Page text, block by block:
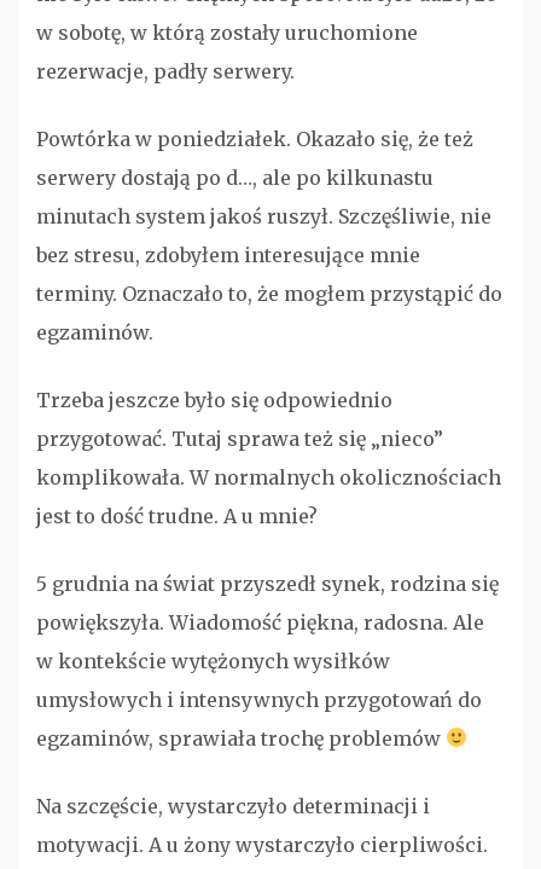
w sobotę, w którą zostały uruchomione
rezerwacje, padły serwery.
Powtórka w poniedziałek. Okazało się, że też
serwery dostają po d…, ale po kilkunastu
minutach system jakoś ruszył. Szczęśliwie, nie
bez stresu, zdobyłem interesujące mnie
terminy. Oznaczało to, że mogłem przystąpić do
egzaminów.
Trzeba jeszcze było się odpowiednio
przygotować. Tutaj sprawa też się „nieco”
komplikowała. W normalnych okolicznościach
jest to dość trudne. A u mnie?
5 grudnia na świat przyszedł synek, rodzina się
powiększyła. Wiadomość piękna, radosna. Ale
w kontekście wytężonych wysiłków
umysłowych i intensywnych przygotowań do
egzaminów, sprawiała trochę problemów
Na szczęście, wystarczyło determinacji i
motywacji. A u żony wystarczyło cierpliwości.